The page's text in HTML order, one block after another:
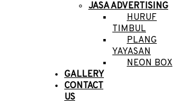
JASA ADVERTISING
HURUF
TIMBUL
PLANG
YAYASAN
NEON BOX
GALLERY
CONTACT
US